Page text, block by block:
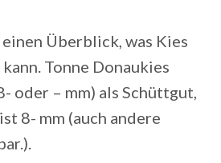
Überblick, was Kies
Tonne Donaukies
oder – mm) als Schüttgut,
8- mm (auch andere